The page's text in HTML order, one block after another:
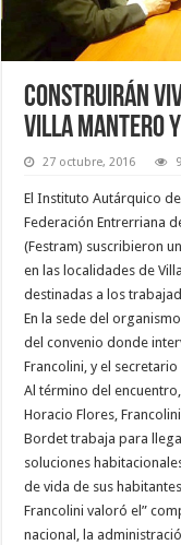
Construirán
Villa Mantero
27 octubre, 2016
El Instituto Autárquico
Federación Entrerriana
(Festram) suscribieron
en las localidades de
destinadas a los
En la sede del
del convenio donde
Francolini, y el
Al término del
Horacio Flores,
Bordet trabaja para
soluciones
de vida de sus
Francolini valoró el”
nacional, la